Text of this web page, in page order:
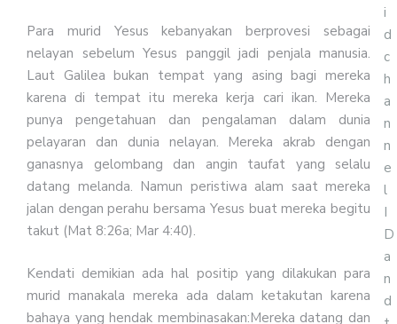
Para murid Yesus kebanyakan berprovesi sebagai
nelayan sebelum Yesus panggil jadi penjala manusia.
Laut Galilea bukan tempat yang asing bagi mereka
karena di tempat itu mereka kerja cari ikan. Mereka
punya pengetahuan dan pengalaman dalam dunia
pelayaran dan dunia nelayan. Mereka akrab dengan
ganasnya gelombang dan angin taufat yang selalu
datang melanda. Namun peristiwa alam saat mereka
jalan dengan perahu bersama Yesus buat mereka begitu
takut (Mat 8:26a; Mar 4:40).
Kendati demikian ada hal positip yang dilakukan para
murid manakala mereka ada dalam ketakutan karena
bahaya yang hendak membinasakan:Mereka datang dan
i
d
c
h
a
n
n
e
l
I
D
a
n
d